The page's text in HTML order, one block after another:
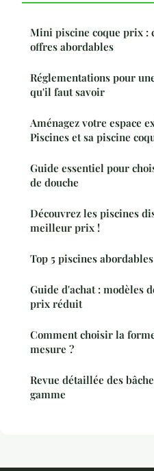
Mini piscine coque prix :
offres abordables
Réglementations pour
qu'il faut savoir
Aménagez votre espace
Piscines et sa piscine
Guide essentiel pour
de douche
Découvrez les piscines
meilleur prix !
Top 5 piscines
Guide d'achat : modèles
prix réduit
Comment choisir la
mesure ?
Revue détaillée des
gamme